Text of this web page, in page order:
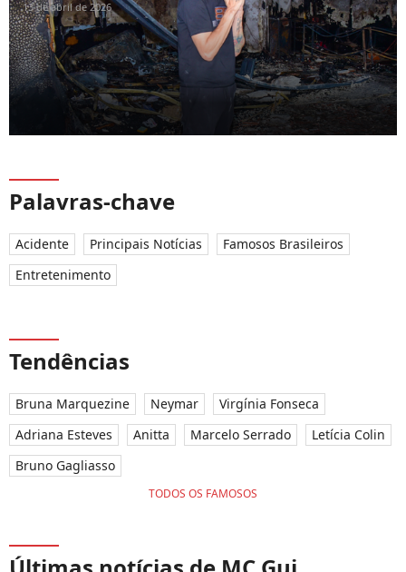
13 de abril de 2026
Palavras-chave
Acidente Principais Notícias
Famosos Brasileiros
Entretenimento
Tendências
Bruna Marquezine Neymar
Virgínia Fonseca
Adriana Esteves
Anitta Marcelo Serrado
Letícia Colin
Bruno Gagliasso
TODOS OS FAMOSOS